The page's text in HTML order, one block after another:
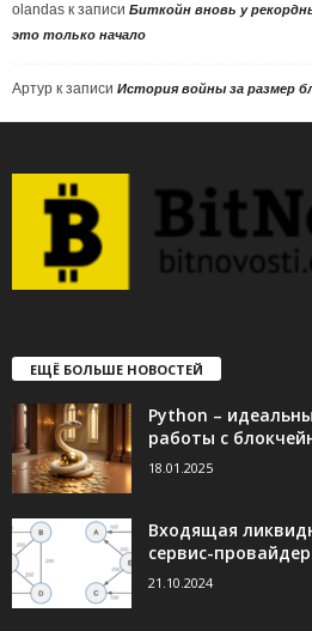
olandas к записи Биткойн вновь у
это только начало
Артур к записи История войны за размер
ЕЩЁ БОЛЬШЕ НОВОСТЕЙ
Python –
работы с
18.01.2025
Входящая
сервис-
21.10.2024